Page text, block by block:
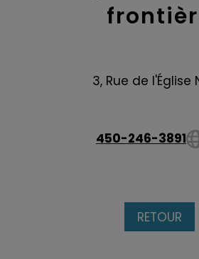
3, Rue de l'Église
450-246-3891
RETOUR